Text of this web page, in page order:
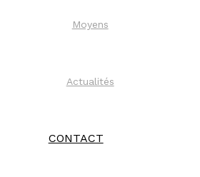
Moyens
Actualités
CONTACT